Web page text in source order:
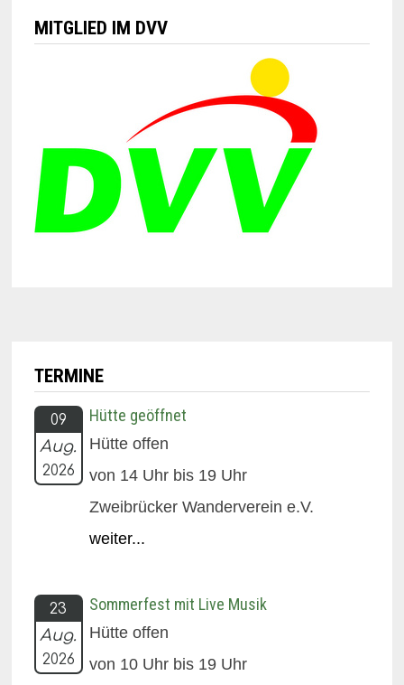
MITGLIED IM DVV
TERMINE
09
Aug.
2026
Hütte geöffnet
Hütte offen
von 14 Uhr bis 19 Uhr
Zweibrücker Wanderverein e.V.
weiter...
23
Aug.
2026
Sommerfest mit Live Musik
Hütte offen
von 10 Uhr bis 19 Uhr